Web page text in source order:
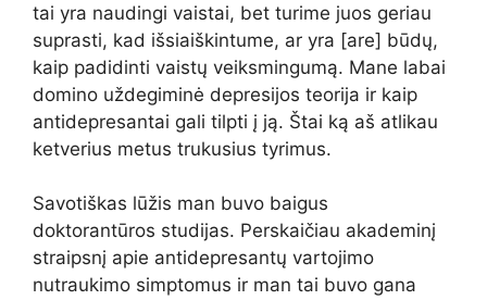
tai yra naudingi vaistai, bet turime juos geriau
suprasti, kad išsiaiškintume, ar yra [are] būdų,
kaip padidinti vaistų veiksmingumą. Mane labai
domino uždegiminė depresijos teorija ir kaip
antidepresantai gali tilpti į ją. Štai ką aš atlikau
ketverius metus trukusius tyrimus.
Savotiškas lūžis man buvo baigus
doktorantūros studijas. Perskaičiau akademinį
straipsnį apie antidepresantų vartojimo
nutraukimo simptomus ir man tai buvo gana